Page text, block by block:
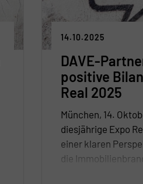
14.10.2025
DAVE-
positive
Real 2025
München, 14.
diesjährige Expo
einer klaren
die